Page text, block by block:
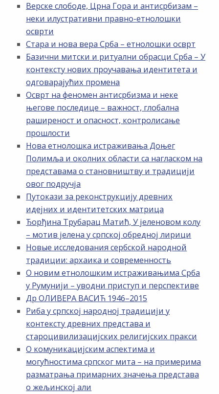
Верске слободе, Црна Гора и антисрбизам –
неки илустративни правно-етнолошки
осврти
Стара и нова вера Срба – етнолошки осврт
Базични митски и ритуални обрасци Срба – У
контексту нових проучавања идентитета и
одговарајућих промена
Осврт на феномен антисрбизма и неке
његове последице – важност, глобална
раширеност и опасност, контролисање
прошлости
Нова етнолошка истраживања Доњег
Полимља и околних области са нагласком на
представама о становништву и традицији
овог подручја
Путокази за реконструкцију древних
идејних и идентитетских матрица
Ђорђина Трубарац Матић, У јеленовом колу
– мотив јелена у српској обредној лирици
Новые исследования сербской народной
традиции: архаика и современность
О новим етнолошким истраживањима Срба
у Румунији – уводни приступ и перспективе
Др ОЛИВЕРА ВАСИЋ 1946–2015
Риба у српској народној традицији у
контексту древних представа и
староцивилизацијских религијских пракси
О комуникацијским аспектима и
могућностима српског мита – на примерима
разматрања примарних значења представа
о жељинској али